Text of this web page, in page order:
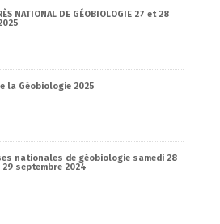
NATIONAL DE GÉOBIOLOGIE 27 et 28
la Géobiologie 2025
nationales de géobiologie samedi 28
septembre 2024